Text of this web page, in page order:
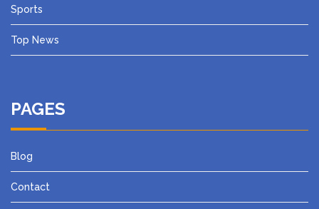
Sports
Top News
PAGES
Blog
Contact